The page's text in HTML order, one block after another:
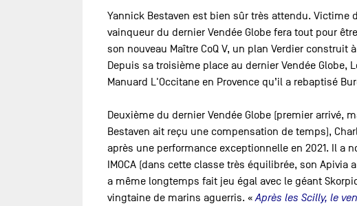
Yannick Bestaven est bien sûr très attendu. Victime
vainqueur du dernier Vendée Globe fera tout pour
son nouveau Maître CoQ V, un plan Verdier construit
Depuis sa troisième place au dernier Vendée Globe,
Manuard L'Occitane en Provence qu’il a rebaptisé
Deuxième du dernier Vendée Globe (premier arrivé,
Bestaven ait reçu une compensation de temps),
après une performance exceptionnelle en 2021. Il a
IMOCA (dans cette classe très équilibrée, son
a même longtemps fait jeu égal avec le géant
vingtaine de marins aguerris. «Après les Scilly, le